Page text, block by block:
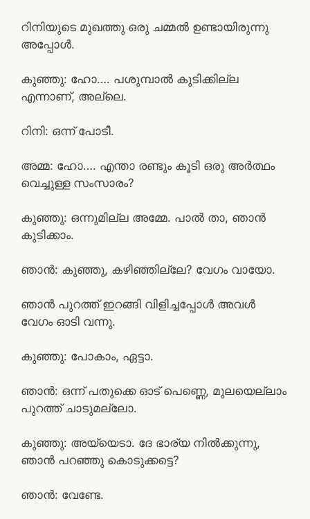
റിനിയുടെ മുഖത്തു ഒരു ചമ്മൽ ഉണ്ടായിരുന്നു
അപ്പോൾ.
കുഞ്ഞു: ഹോ…. പശുമ്പാൽ കുടിക്കില്ല
എന്നാണ്, അല്ലെ.
റിനി: ഒന്ന് പോടീ.
അമ്മ: ഹോ…. എന്താ രണ്ടും കൂടി ഒരു അർത്ഥം
വെച്ചുള്ള സംസാരം?
കുഞ്ഞു: ഒന്നുമില്ല അമ്മേ. പാൽ താ, ഞാൻ
കുടിക്കാം.
ഞാൻ: കുഞ്ഞു, കഴിഞ്ഞില്ലേ? വേഗം വായോ.
ഞാൻ പുറത്ത് ഇറങ്ങി വിളിച്ചപ്പോൾ അവൾ
വേഗം ഓടി വന്നു.
കുഞ്ഞു: പോകാം, ഏട്ടാ.
ഞാൻ: ഒന്ന് പതുക്കെ ഓട് പെണ്ണെ, മുലയെല്ലാം
പുറത്ത് ചാടുമല്ലോ.
കുഞ്ഞു: അയ്യെടാ. ദേ ഭാര്യ നിൽക്കുന്നു,
ഞാൻ പറഞ്ഞു കൊടുക്കട്ടെ?
ഞാൻ: വേണ്ടേ.